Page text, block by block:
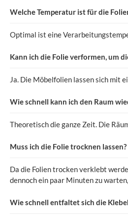
Welche Temperatur ist für die
Optimal ist eine
Kann ich die Folie verformen, um
Ja. Die Möbelfolien lassen sich mit
Wie schnell kann ich den Raum
Theoretisch die ganze Zeit. Die
Muss ich die Folie trocknen lassen?
Da die Folien trocken verklebt
dennoch ein paar Minuten zu
Wie schnell entfaltet sich die